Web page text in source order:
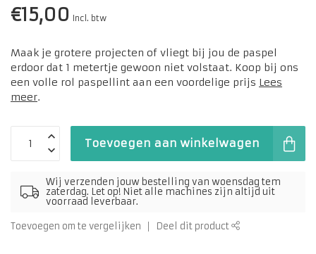
€15,00 Incl. btw
Maak je grotere projecten of vliegt bij jou de paspel
erdoor dat 1 metertje gewoon niet volstaat. Koop bij ons
een volle rol paspellint aan een voordelige prijs Lees
meer.
Toevoegen aan winkelwagen
Wij verzenden jouw bestelling van woensdag tem
zaterdag. Let op! Niet alle machines zijn altijd uit
voorraad leverbaar.
Toevoegen om te vergelijken Deel dit product